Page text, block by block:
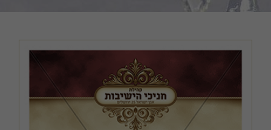
כריכות ושערים